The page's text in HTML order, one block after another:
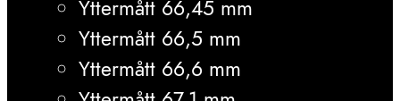
Yttermått 66,45 mm
Yttermått 66,5 mm
Yttermått 66,6 mm